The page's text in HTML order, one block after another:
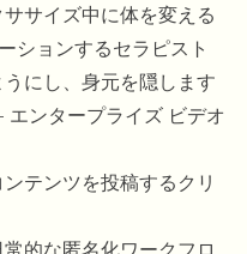
サイズ中に体を変える
ションするセラピスト
にし、身元を隠します
エンタープライズ ビデオ
テンツを投稿するクリ